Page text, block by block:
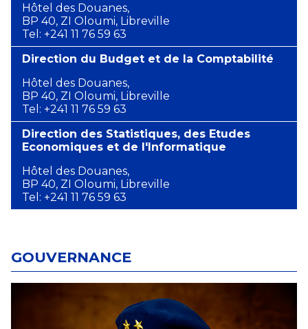
Hôtel des Douanes,
BP 40, ZI Oloumi, Libreville
Tel: +241 11 76 59 63
Direction du Budget et de la Comptabilité
Hôtel des Douanes,
BP 40, ZI Oloumi, Libreville
Tel: +241 11 76 59 63
Direction des Statistiques, des Etudes
Economiques et de l'Informatique
Hôtel des Douanes,
BP 40, ZI Oloumi, Libreville
Tel: +241 11 76 59 63
GOUVERNANCE